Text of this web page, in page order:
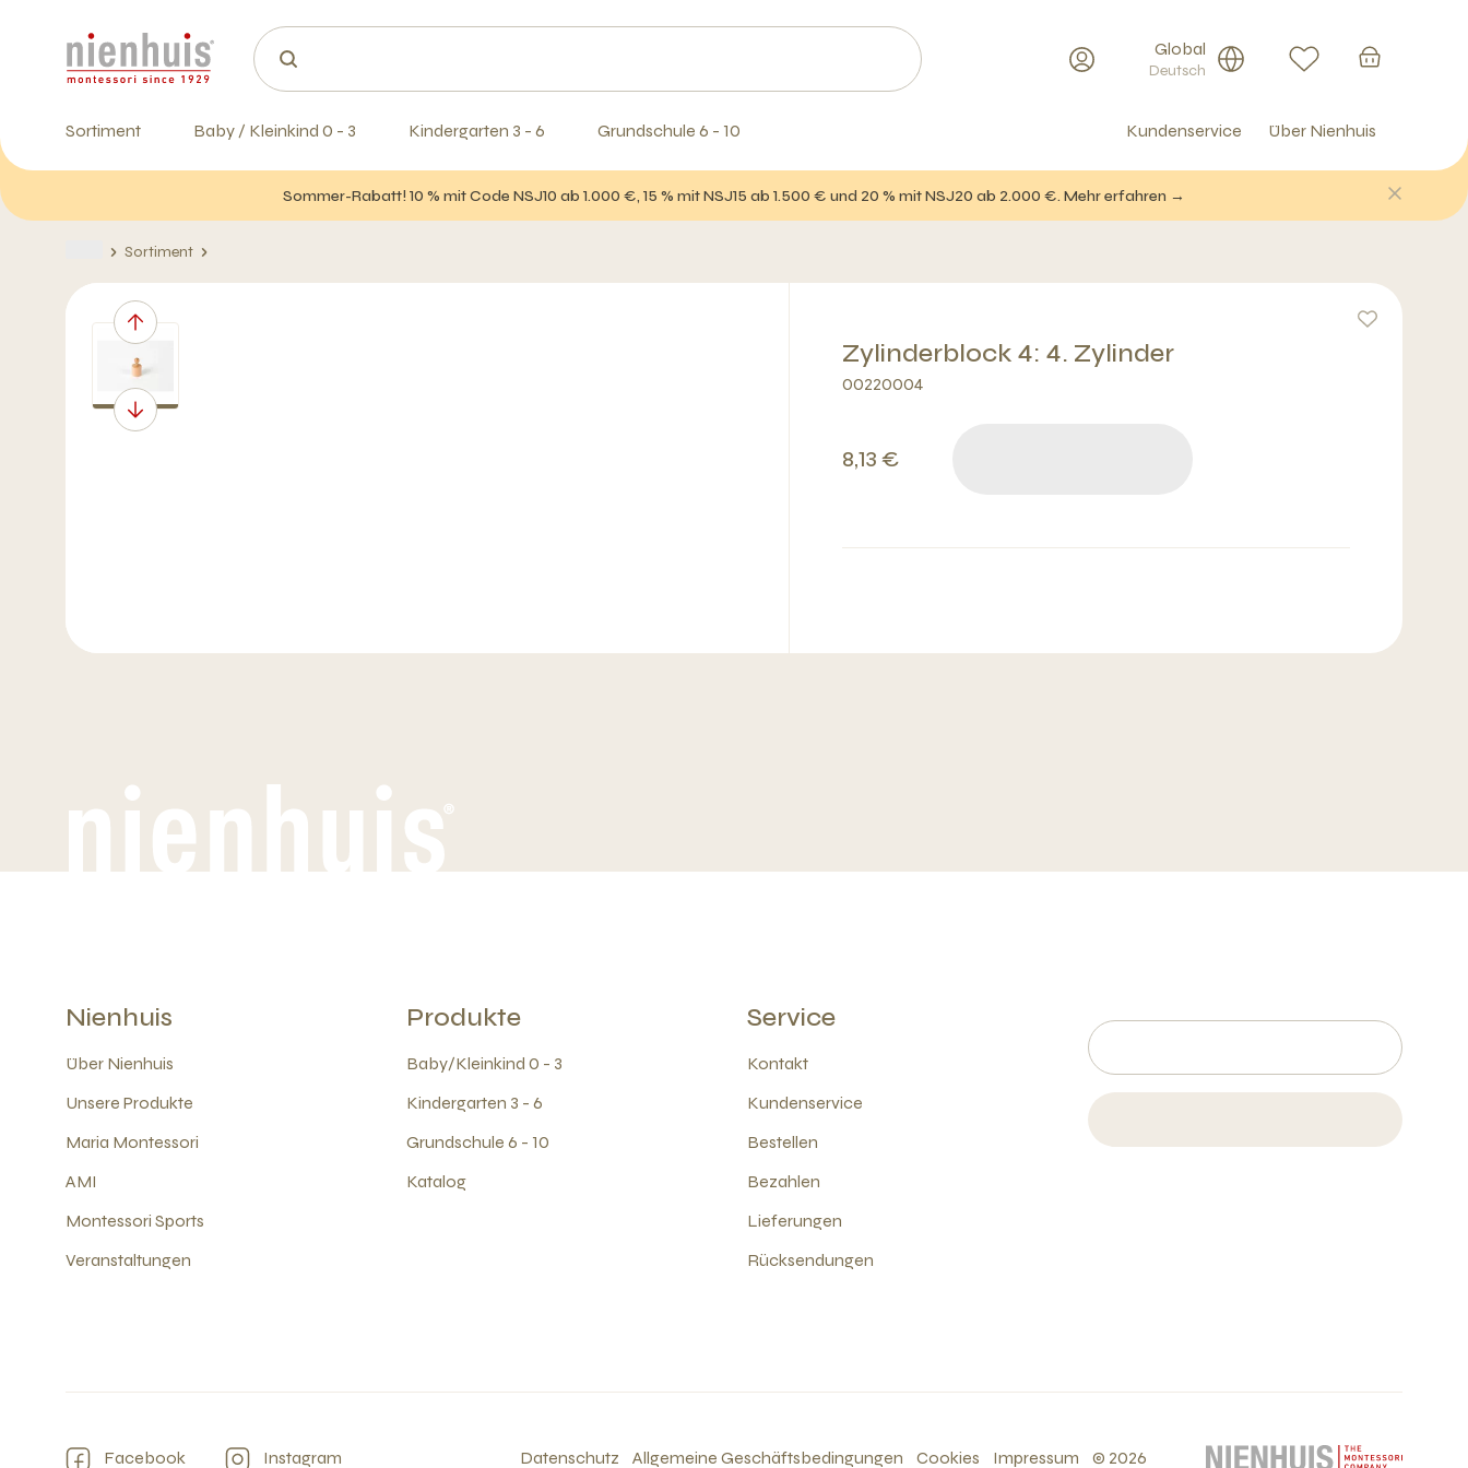
Global
Deutsch
Sortiment Baby / Kleinkind 0 - 3 Kindergarten 3 - 6 Grundschule 6 - 10 Kundenservice Über Nienhuis
Sommer-Rabatt! 10 % mit Code NSJ10 ab 1.000 €, 15 % mit NSJ15 ab 1.500 € und 20 % mit NSJ20 ab 2.000 €. Mehr erfahren →
Sortiment
Zylinderblock 4: 4. Zylinder
00220004
8,13 €
Nienhuis
Über Nienhuis
Unsere Produkte
Maria Montessori
AMI
Montessori Sports
Veranstaltungen
Produkte
Baby/Kleinkind 0 - 3
Kindergarten 3 - 6
Grundschule 6 - 10
Katalog
Service
Kontakt
Kundenservice
Bestellen
Bezahlen
Lieferungen
Rücksendungen
Facebook Instagram Datenschutz Allgemeine Geschäftsbedingungen Cookies Impressum © 2026